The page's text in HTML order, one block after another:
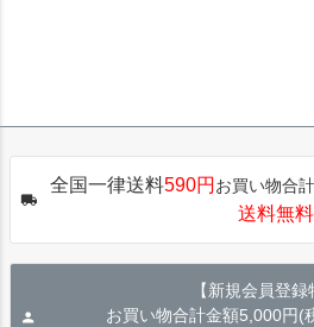
全国一律送料590円 お買い物合
送料無料
【新規会員登録
お買い物合計金額5,000円(